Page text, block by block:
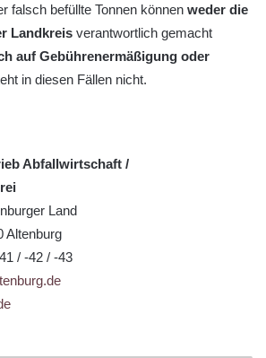
falsch befüllte Tonnen können weder die
Landkreis verantwortlich gemacht
auf Gebührenermäßigung oder
in diesen Fällen nicht.
Abfallwirtschaft /
Land
Altenburg
/ -42 / -43